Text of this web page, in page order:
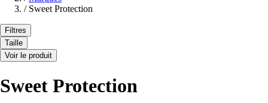
/ Sweet Protection
Filtres
Taille
Voir le produit
Sweet Protection